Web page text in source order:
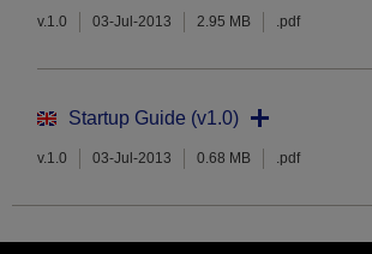
v.1.0 03-Jul-2013 2.95 MB .pdf
Startup Guide (v1.0)
v.1.0 03-Jul-2013 0.68 MB .pdf